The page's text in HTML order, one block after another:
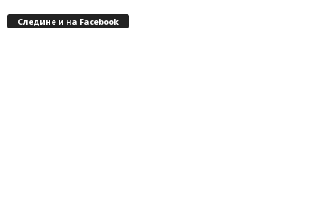
Следине и на Facebook